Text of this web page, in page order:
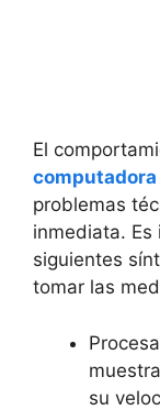
El
computadora
problemas
inmediata.
siguientes
tomar las
su